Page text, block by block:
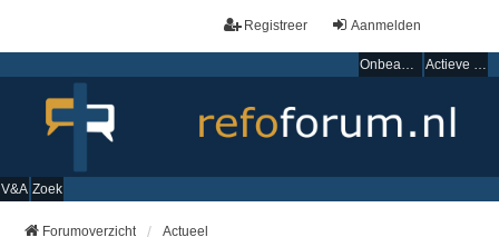
Aanmelden
Registreer
Onbeantwoorde onderwerpen Actieve onderwerpen
V&A Zoek
Forumoverzicht Actueel